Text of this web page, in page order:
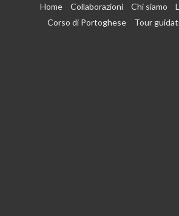
Home Collaborazioni Chi siamo
Corso di Portoghese
Tour